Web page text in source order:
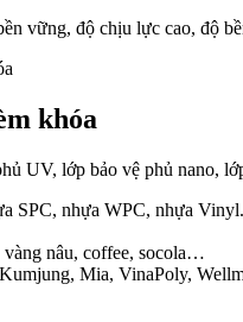
vững, độ chịu lực cao, độ
khóa
UV, lớp bảo vệ phủ nano,
SPC, nhựa WPC, nhựa Vinyl.
vàng nâu, coffee, socola…
Mia, VinaPoly,